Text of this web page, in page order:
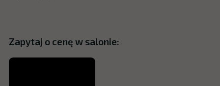
Zapytaj o cenę w salonie: